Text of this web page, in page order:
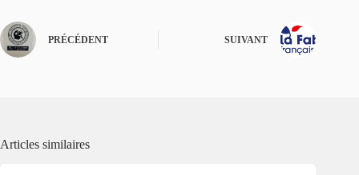
PRÉCÉDENT SUIVANT
Articles similaires